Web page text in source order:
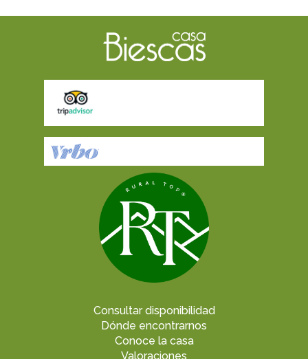
Consultar disponibilidad
Dónde encontrarnos
Conoce la casa
Valoraciones